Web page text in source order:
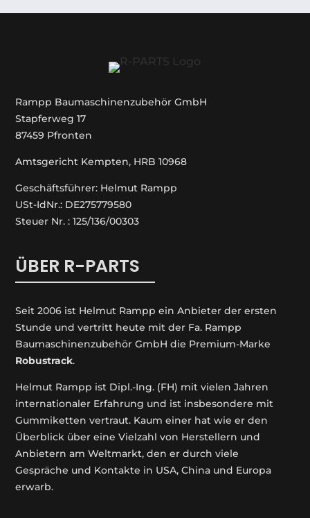
Rampp Baumaschinenzubehör GmbH
Stapferweg 17
87459 Pfronten
Amtsgericht Kempten, HRB 10968
Geschäftsführer: Helmut Rampp
USt-IdNr.: DE275779580
Steuer Nr. : 125/136/00303
ÜBER R-PARTS
Seit 2006 ist Helmut Rampp ein An­bieter der ersten
Stunde und vertritt heute mit der Fa. Rampp
Baumaschinenzubehör GmbH die Premium-Marke
Robustrack.
Helmut Rampp ist Dipl.-Ing. (FH) mit vielen Jahren
internationaler Erfahrung und ist insbesondere mit
Gummiketten vertraut. Kaum einer hat wie er den
Überblick über eine Vielzahl von Herstellern und
Anbietern am Weltmarkt, den er durch viele
Gespräche und Kontakte in USA, China und Europa
erwarb.